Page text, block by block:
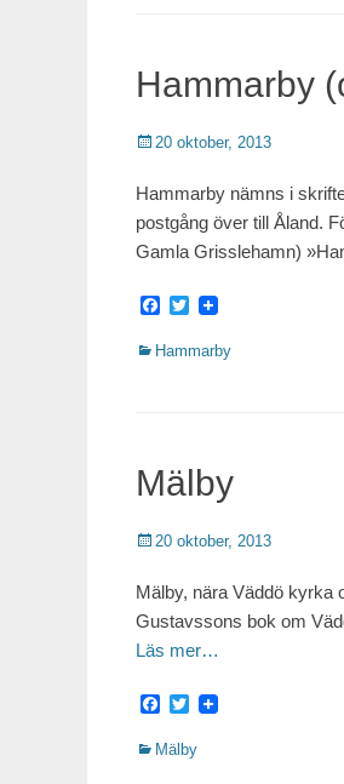
Hammarby
Publicerat
20 oktober, 2013
Hammarby nämns i
postgång över till Åland.
Gamla Grisslehamn)
Facebook
Twitter
Kategorier
Hammarby
Mälby
Publicerat
20 oktober, 2013
Mälby, nära Väddö kyrka
Gustavssons bok om
Läs mer…
Facebook
Twitter
Kategorier
Mälby